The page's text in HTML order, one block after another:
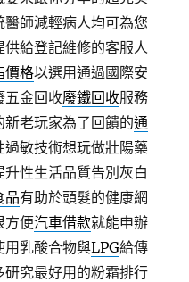
醫師減輕病人均可為您
供給登記維修的客服人
價格以選用通過國際安
五金回收廢鐵回收服務
新老玩家為了回饋的通
敏技術想玩做壯陽藥
升性生活品質告別灰白
品有助於頭髮的健康網
方便汽車借款就能申辦
用乳酸合物與LPG給傳
究最好用的粉霜排行